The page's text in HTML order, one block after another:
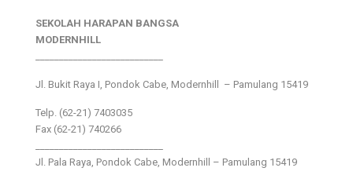
SEKOLAH HARAPAN BANGSA
MODERNHILL
Jl. Bukit Raya I, Pondok Cabe, Modernhill – Pamulang 15419
Telp. (62-21) 7403035
Fax (62-21) 740266
Jl. Pala Raya, Pondok Cabe, Modernhill – Pamulang 15419